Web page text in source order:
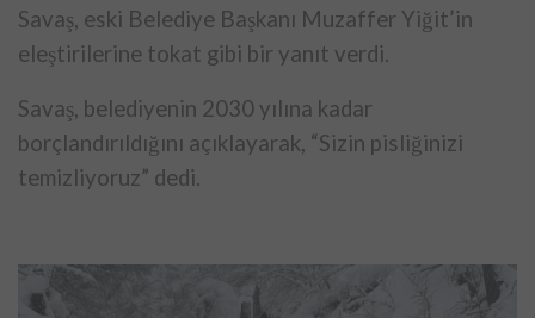
Savaş, eski Belediye Başkanı Muzaffer Yiğit’in
eleştirilerine tokat gibi bir yanıt verdi.
Savaş, belediyenin 2030 yılına kadar
borçlandırıldığını açıklayarak, “Sizin pisliğinizi
temizliyoruz” dedi.